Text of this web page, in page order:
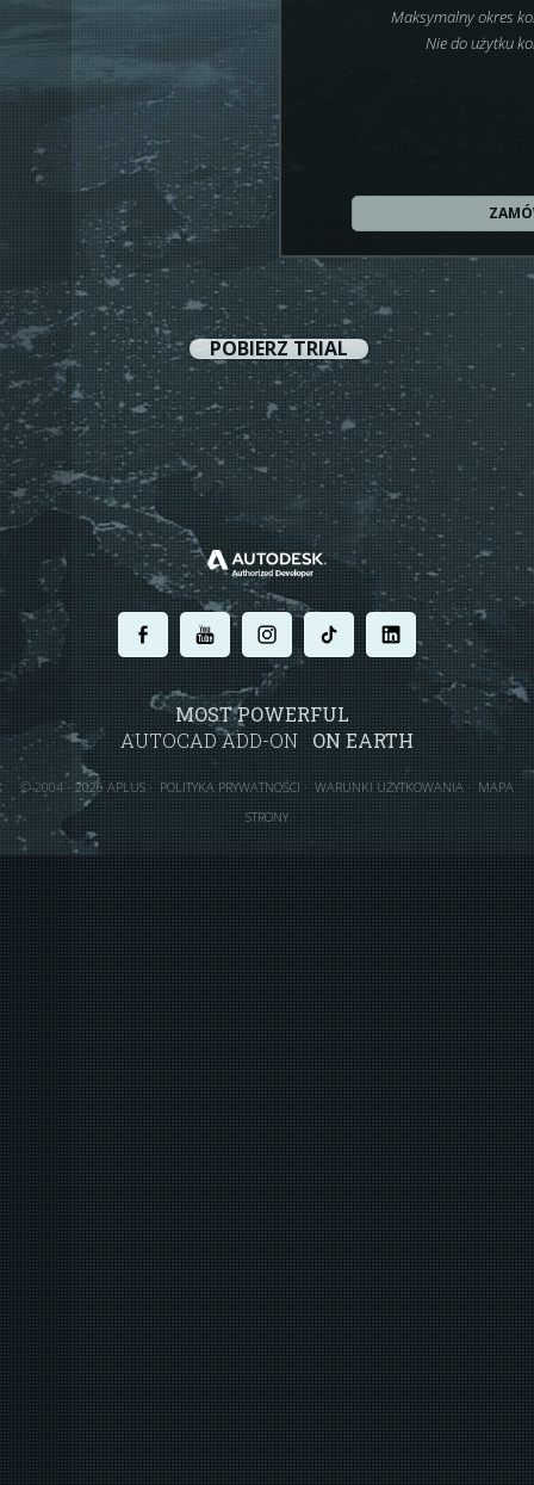
Maksymalny okres
Nie do użytku
POBIERZ TRIAL
. . . . .
MOST POWERFUL
AUTOCAD ADD-ON ON EARTH
©2004 - 2026 APLUS · POLITYKA PRYWATNOŚCI · WARUNKI UŻYTKOWANIA · MAPA
STRONY